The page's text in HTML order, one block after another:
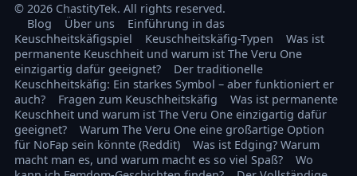
© 2026 ChastityTek. All rights reserved.
Blog
Über uns
Einführung in das
Keuschheitskäfigspiel
Keuschheitskäfig-Typen
Was ist
permanente Keuschheit und warum ist The Veru One
einzigartig dafür geeignet?
Der traditionelle
Keuschheitskäfig: Ein starkes Symbol – aber funktioniert er
auch?
Fragen zum Keuschheitskäfig
Was ist permanente
Keuschheit und warum ist The Veru One einzigartig dafür
geeignet?
Warum The Veru One eine großartige Option
für NoFap sein könnte (Reddit)
Was ist Edging? Warum
macht man es, und warum macht es so viel Spaß?
Wo